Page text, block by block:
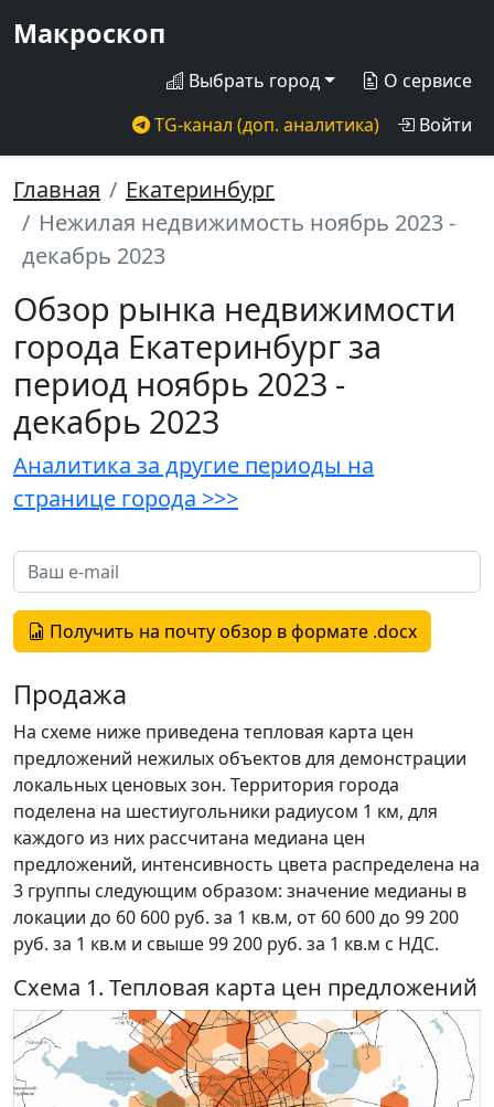
Макроскоп
Выбрать город
О сервисе
TG-канал (доп. аналитика)
Войти
Главная
Екатеринбург
Нежилая недвижимость ноябрь 2023 -
декабрь 2023
Обзор рынка недвижимости
города Екатеринбург за
период ноябрь 2023 -
декабрь 2023
Аналитика за другие периоды на
странице города >>>
Получить на почту обзор в формате .docx
Продажа
На схеме ниже приведена тепловая карта цен
предложений нежилых объектов для демонстрации
локальных ценовых зон. Территория города
поделена на шестиугольники радиусом 1 км, для
каждого из них рассчитана медиана цен
предложений, интенсивность цвета распределена на
3 группы следующим образом: значение медианы в
локации до 60 600 руб. за 1 кв.м, от 60 600 до 99 200
руб. за 1 кв.м и свыше 99 200 руб. за 1 кв.м с НДС.
Схема 1. Тепловая карта цен предложений